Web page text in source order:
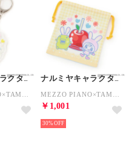
ナルミヤキャラクターズ ナルミヤキャラクターズ
￥1,001
30%